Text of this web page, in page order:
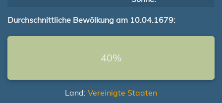
Durchschnittliche Bewölkung am 10.04.1679:
40%
Land: Vereinigte Staaten